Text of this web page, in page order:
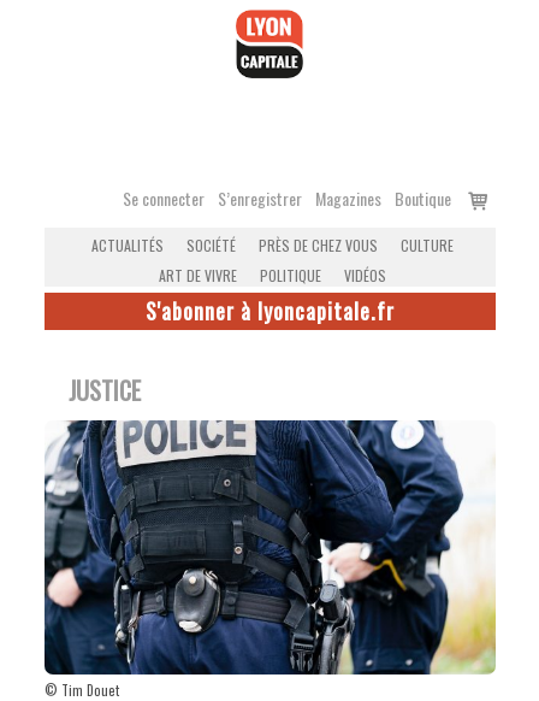
Se connecter S’enregistrer Magazines Boutique
Voir
ACTUALITÉS SOCIÉTÉ PRÈS DE CHEZ VOUS
CULTURE
ART DE VIVRE
POLITIQUE VIDÉOS
S'abonner à lyoncapitale.fr
JUSTICE
© Tim Douet